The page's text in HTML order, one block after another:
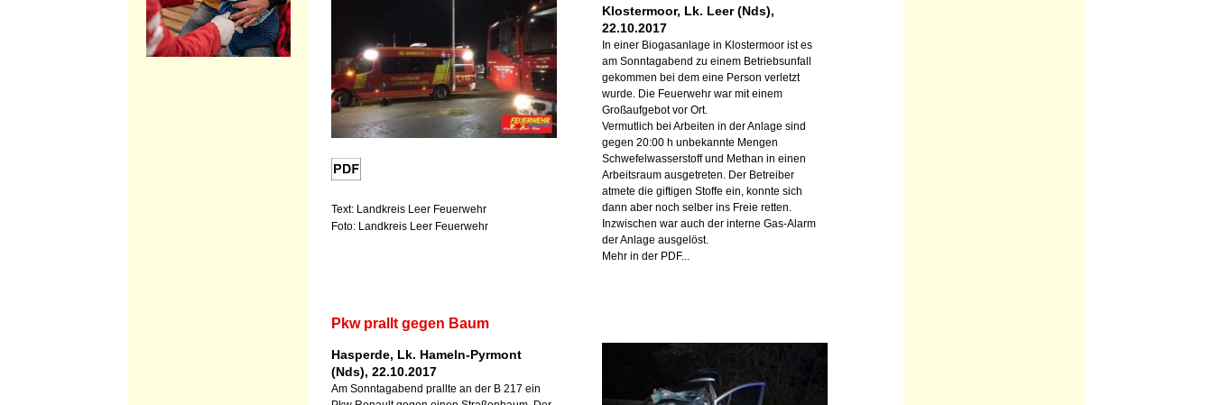
Text: Landkreis Leer Feuerwehr
Foto: Landkreis Leer Feuerwehr
Klostermoor, Lk. Leer (Nds),
22.10.2017
In einer Biogasanlage in Klostermoor ist es
am Sonntagabend zu einem Betriebsunfall
gekommen bei dem eine Person verletzt
wurde. Die Feuerwehr war mit einem
Großaufgebot vor Ort.
Vermutlich bei Arbeiten in der Anlage sind
gegen 20:00 h unbekannte Mengen
Schwefelwasserstoff und Methan in einen
Arbeitsraum ausgetreten. Der Betreiber
atmete die giftigen Stoffe ein, konnte sich
dann aber noch selber ins Freie retten.
Inzwischen war auch der interne Gas-Alarm
der Anlage ausgelöst.
Mehr in der PDF...
Pkw prallt gegen Baum
Hasperde, Lk. Hameln-Pyrmont
(Nds), 22.10.2017
Am Sonntagabend prallte an der B 217 ein